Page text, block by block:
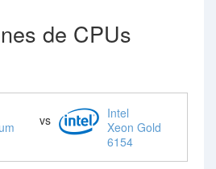
de CPUs
vs
Intel
Xeon Gold
6154